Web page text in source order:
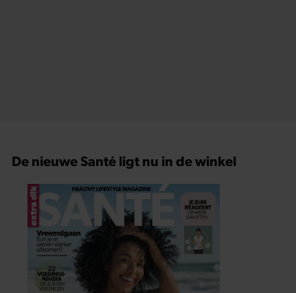
De nieuwe Santé ligt nu in de winkel